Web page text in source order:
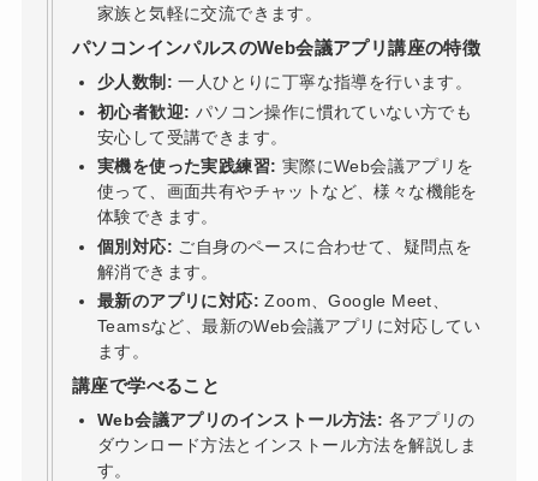
家族と気軽に交流できます。
パソコンインパルスのWeb会議アプリ講座の特徴
少人数制: 一人ひとりに丁寧な指導を行います。
初心者歓迎: パソコン操作に慣れていない方でも
安心して受講できます。
実機を使った実践練習: 実際にWeb会議アプリを
使って、画面共有やチャットなど、様々な機能を
体験できます。
個別対応: ご自身のペースに合わせて、疑問点を
解消できます。
最新のアプリに対応: Zoom、Google Meet、
Teamsなど、最新のWeb会議アプリに対応してい
ます。
講座で学べること
Web会議アプリのインストール方法: 各アプリの
ダウンロード方法とインストール方法を解説しま
す。